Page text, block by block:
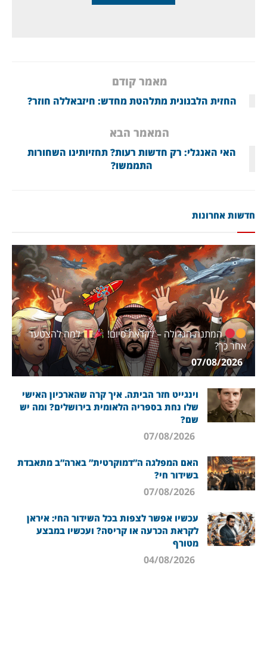
מאמר קודם
החזית הלבנונית מתלהטת מחדש: חיזבאללה חוזר?
המאמר הבא
האי האנגלי: רק חדשות רעות? תחזיותינו השחורות
התממשו?
חדשות אחרונות
המתנה הגדולה – לקראת סיום!
למה להצטער
אחר כך?
07/08/2026
וינגייט חזר הביתה. איך קרה שהארכיון האישי
שלו נחת בספריה הלאומית בירושלים? ומה יש
שם?
האם המפלגה ה”דמוקרטית” בארה”ב מתאבדת
בשידור חי?
עכשיו אפשר לצפות בכל השידור החי: איראן
לקראת הכרעה או קריסה? ועכשיו במבצע
מטורף